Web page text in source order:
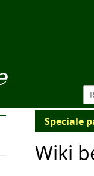
Speciale
Wiki